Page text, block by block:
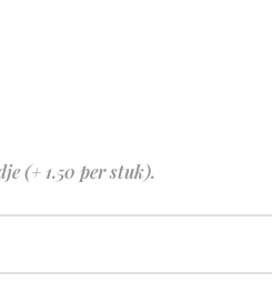
(+ 1.50 per stuk).